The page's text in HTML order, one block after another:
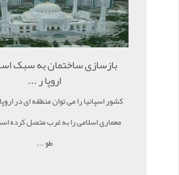
بازسازی ساختمان به سبک
اروپا ر ...
کشور اسپانیا را می توان منطقه ای در
معماری اسلامی را به غرب متصل کرده
طو ...